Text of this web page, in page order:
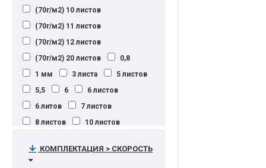
Макс. А0 и более (914х3000
мм)Мин. А4 (210х297 мм)
более A0
более А0
до 1,37 м (ширина рулона: 54
дюйма)
до 300 мм
от 90 х 140 мм до 297 х 420 мм
(A3 режим подачи бумаги)
(70г/м2) 10 листов
(70г/м2) 11 листов
(70г/м2) 12 листов
(70г/м2) 20 листов
0,8
1 мм
3 листа
5 листов
5,5
6
6 листов
6 литов
7 листов
8 листов
10 листов
20 листов
25 листгов
КОМПЛЕКТАЦИЯ > СКОРОСТЬ